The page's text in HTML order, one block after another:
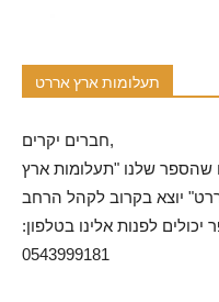
תעלומות ארץ אררט
חברים יקרים,
שהספר שלנו "תעלומות ארץ
יוצא בקרוב לקהל הרחב
יכולים לפנות אלינו בטלפון:
0543999181